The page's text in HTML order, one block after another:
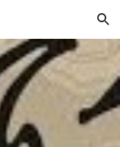
Skip to navigation